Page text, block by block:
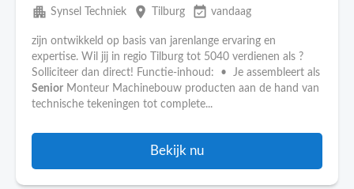
apartment Synsel Techniek place Tilburg event_available vandaag
zijn ontwikkeld op basis van jarenlange ervaring en
expertise. Wil jij in regio Tilburg tot 5040 verdienen als ?
Solliciteer dan direct! Functie-inhoud: • Je assembleert als
Senior Monteur Machinebouw producten aan de hand van
technische tekeningen tot complete...
Bekijk nu